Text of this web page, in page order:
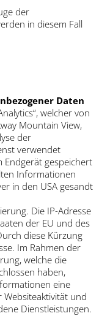
der
in diesem Fall
Daten
welcher von
Mountain View,
der
verwendet
Endgerät gespeichert
Informationen
in den USA gesandt
Die IP-Adresse
der EU und des
diese Kürzung
Im Rahmen der
welche die
haben,
eine
und
Dienstleistungen.